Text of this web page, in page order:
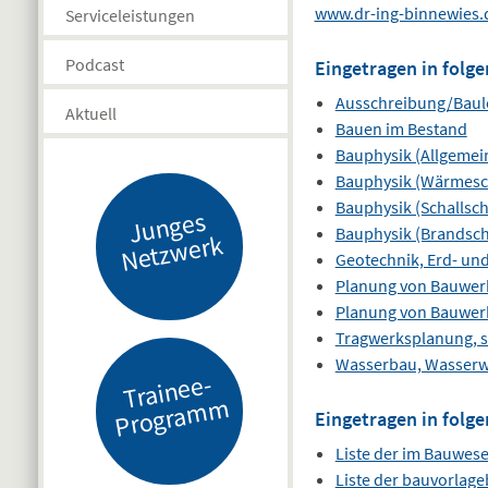
Serviceleistungen
Podcast
Aktuell
J
u
n
g
es
N
etz
w
er
k
Tr
ai
n
e
e-
Pr
o
gr
a
m
m
www.dr-ing-
Eingetragen in
Ausschreibung/
Bauen im Bestand
Bauphysik
Bauphysik
Bauphysik
Bauphysik
Geotechnik, Erd-
Planung von
Planung von
Tragwerksplanung,
Wasserbau,
Eingetragen in
Liste der im
Liste der